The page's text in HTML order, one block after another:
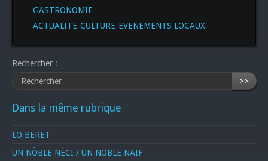
GASTRONOMIE
ACTUALITE-CULTURE-EVENEMENTS LOCAUX
Rechercher :
>>
Dans la même rubrique
LO BERET
UN NÒBLE NÈCI / UN NOBLE NAÏF